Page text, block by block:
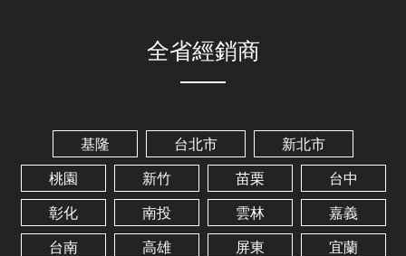
全省經銷商
基隆 台北市
新北市
桃園
新竹 苗栗
台中
彰化
南投 雲林
嘉義
台南
高雄 屏東
宜蘭